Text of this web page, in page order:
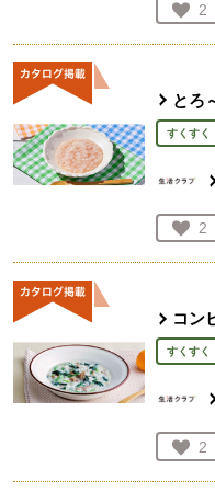
2
とろ
すくすく
2
コン
すくすく
2